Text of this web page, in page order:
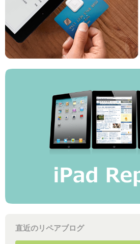
直近のリペアブログ